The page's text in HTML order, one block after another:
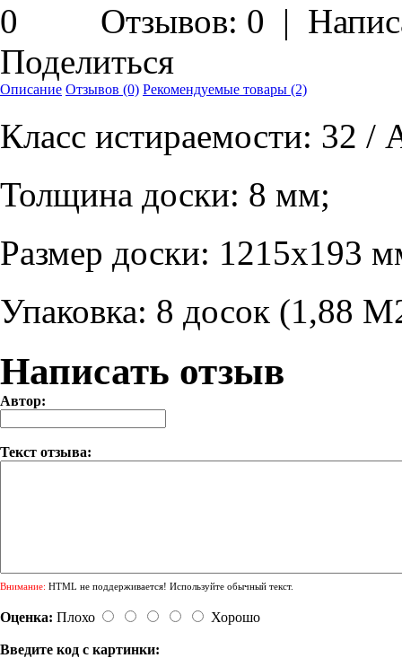
Отзывов: 0 |
Поделиться
Описание Отзывов (0) Рекомендуемые товары (2)
Класс истираемости: 32 /
Толщина доски: 8 мм;
Размер доски: 1215х193
Упаковка: 8 досок (1,88
Написать отзыв
Автор:
Текст отзыва:
Внимание: HTML не поддерживается! Используйте обычный текст.
Оценка: Плохо Хорошо
Введите код с картинки: